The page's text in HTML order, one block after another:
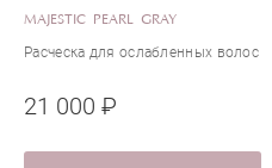
MAJESTIC PEARL GRAY
Расческа для ослабленных волос
21 000 ₽